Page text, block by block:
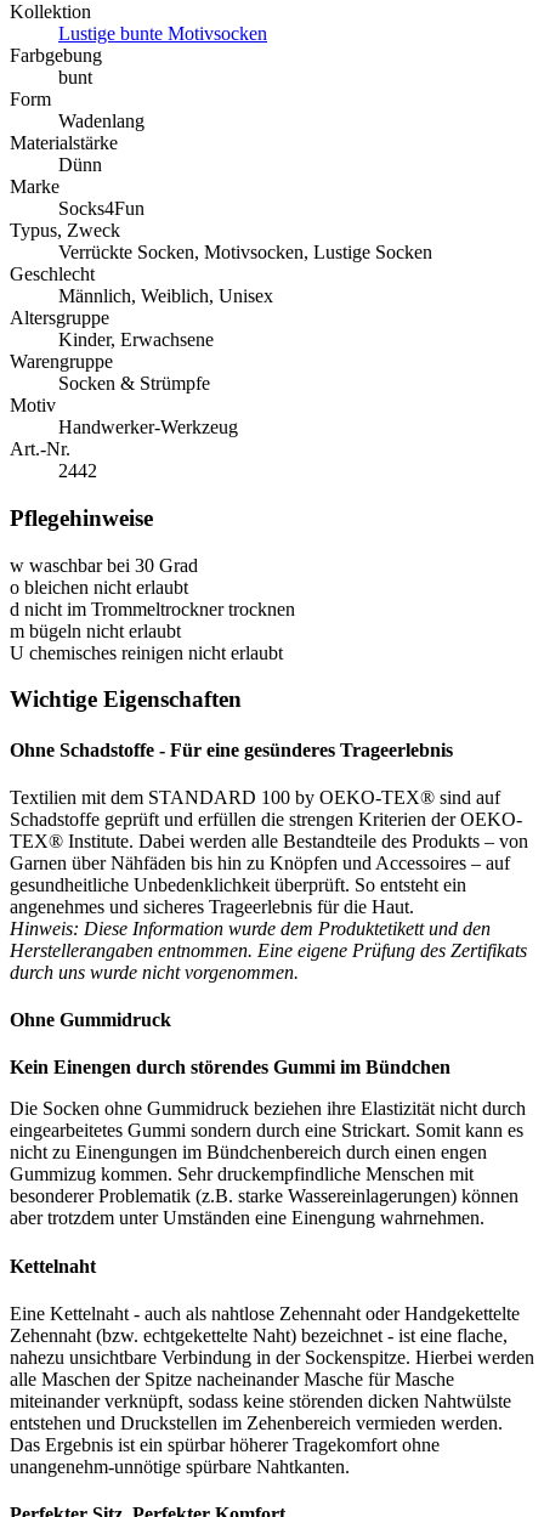
Kollektion
Lustige bunte Motivsocken
Farbgebung
bunt
Form
Wadenlang
Materialstärke
Dünn
Marke
Socks4Fun
Typus, Zweck
Verrückte Socken, Motivsocken, Lustige Socken
Geschlecht
Männlich, Weiblich, Unisex
Altersgruppe
Kinder, Erwachsene
Warengruppe
Socken & Strümpfe
Motiv
Handwerker-Werkzeug
Art.-Nr.
2442
Pflegehinweise
w waschbar bei 30 Grad
o bleichen nicht erlaubt
d nicht im Trommeltrockner trocknen
m bügeln nicht erlaubt
U chemisches reinigen nicht erlaubt
Wichtige Eigenschaften
Ohne Schadstoffe - Für eine gesünderes Trageerlebnis
Textilien mit dem STANDARD 100 by OEKO-TEX® sind auf
Schadstoffe geprüft und erfüllen die strengen Kriterien der OEKO-
TEX® Institute. Dabei werden alle Bestandteile des Produkts – von
Garnen über Nähfäden bis hin zu Knöpfen und Accessoires – auf
gesundheitliche Unbedenklichkeit überprüft. So entsteht ein
angenehmes und sicheres Trageerlebnis für die Haut.
Hinweis: Diese Information wurde dem Produktetikett und den
Herstellerangaben entnommen. Eine eigene Prüfung des Zertifikats
durch uns wurde nicht vorgenommen.
Ohne Gummidruck
Kein Einengen durch störendes Gummi im Bündchen
Die Socken ohne Gummidruck beziehen ihre Elastizität nicht durch
eingearbeitetes Gummi sondern durch eine Strickart. Somit kann es
nicht zu Einengungen im Bündchenbereich durch einen engen
Gummizug kommen. Sehr druckempfindliche Menschen mit
besonderer Problematik (z.B. starke Wassereinlagerungen) können
aber trotzdem unter Umständen eine Einengung wahrnehmen.
Kettelnaht
Eine Kettelnaht - auch als nahtlose Zehennaht oder Handgekettelte
Zehennaht (bzw. echtgekettelte Naht) bezeichnet - ist eine flache,
nahezu unsichtbare Verbindung in der Sockenspitze. Hierbei werden
alle Maschen der Spitze nacheinander Masche für Masche
miteinander verknüpft, sodass keine störenden dicken Nahtwülste
entstehen und Druckstellen im Zehenbereich vermieden werden.
Das Ergebnis ist ein spürbar höherer Tragekomfort ohne
unangenehm-unnötige spürbare Nahtkanten.